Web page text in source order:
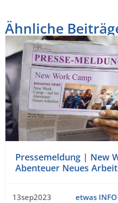
Ähnliche
Pressemeldung | New
Abenteuer Neues
13sep2023 etwas INFO